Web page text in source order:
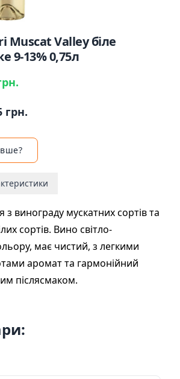
Muscat Valley біле
9-13% 0,75л
грн.
з винограду мускатних сортів та
сортів. Вино світло-
має чистий, з легкими
аромат та гармонійний
післясмаком.